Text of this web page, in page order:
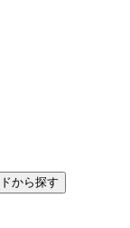
から探す